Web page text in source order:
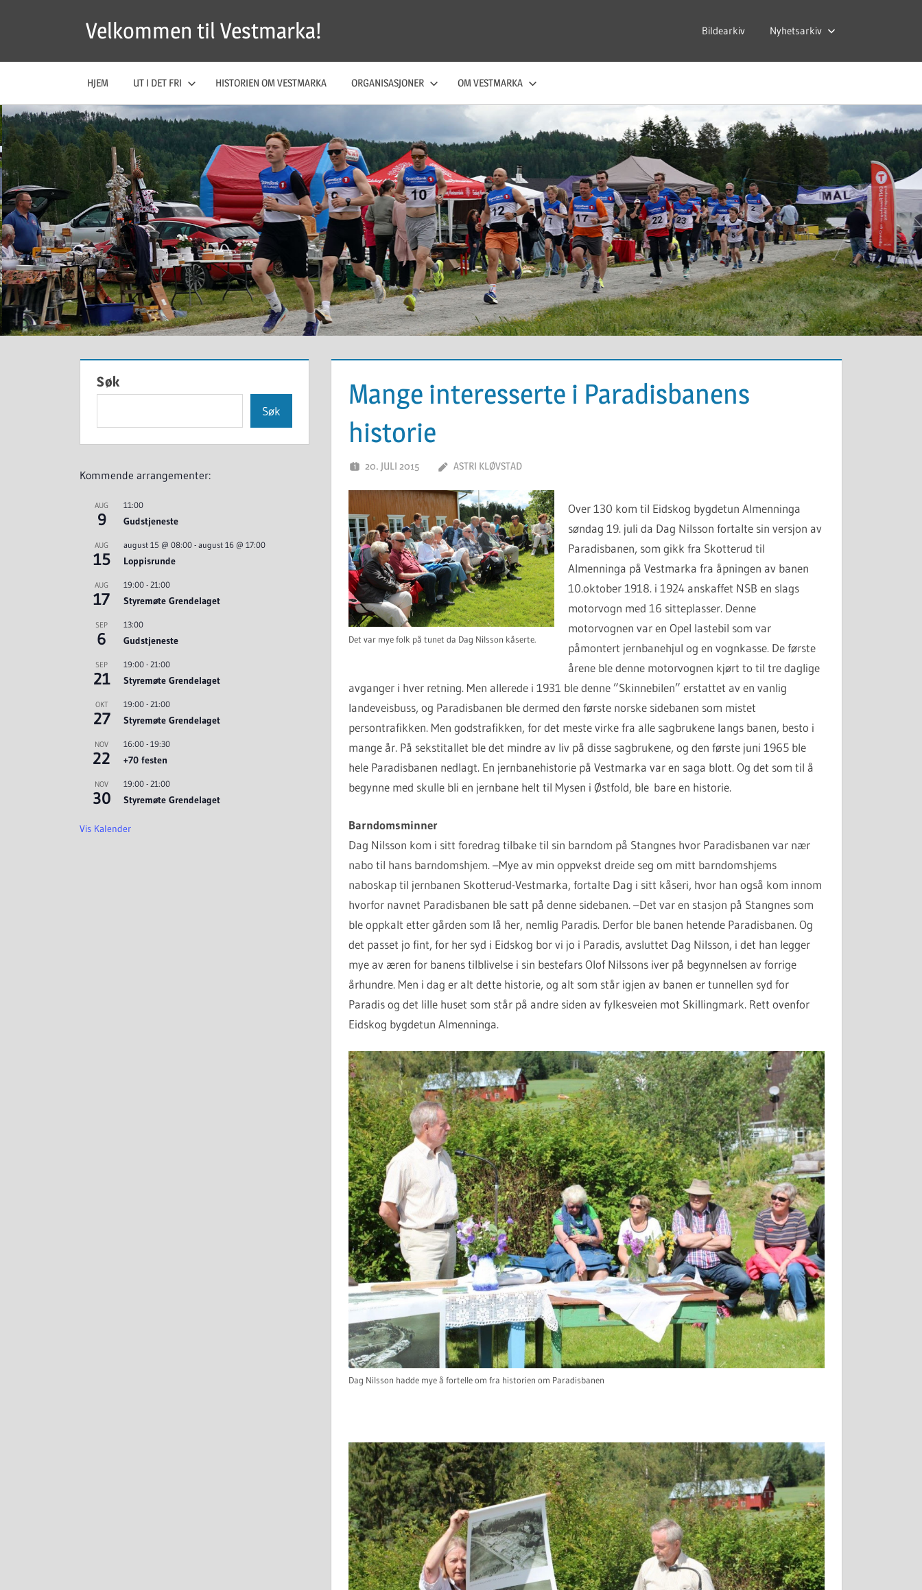
Velkommen til Vestmarka! Bildearkiv Nyhetsarkiv
HJEM UT I DET FRI HISTORIEN OM VESTMARKA ORGANISASJONER OM VESTMARKA
Mange interesserte i Paradisbanens
historie
20. JULI 2015 ASTRI KLØVSTAD
Det var mye folk på tunet da Dag Nilsson kåserte.
Over 130 kom til Eidskog bygdetun Almenninga
søndag 19. juli da Dag Nilsson fortalte sin versjon av
Paradisbanen, som gikk fra Skotterud til
Almenninga på Vestmarka fra åpningen av banen
10.oktober 1918. i 1924 anskaffet NSB en slags
motorvogn med 16 sitteplasser. Denne
motorvognen var en Opel lastebil som var
påmontert jernbanehjul og en vognkasse. De første
årene ble denne motorvognen kjørt to til tre daglige
avganger i hver retning. Men allerede i 1931 ble denne ”Skinnebilen” erstattet av en vanlig
landeveisbuss, og Paradisbanen ble dermed den første norske sidebanen som mistet
persontrafikken. Men godstrafikken, for det meste virke fra alle sagbrukene langs banen, besto i
mange år. På sekstitallet ble det mindre av liv på disse sagbrukene, og den første juni 1965 ble
hele Paradisbanen nedlagt. En jernbanehistorie på Vestmarka var en saga blott. Og det som til å
begynne med skulle bli en jernbane helt til Mysen i Østfold, ble bare en historie.
Barndomsminner
Dag Nilsson kom i sitt foredrag tilbake til sin barndom på Stangnes hvor Paradisbanen var nær
nabo til hans barndomshjem. –Mye av min oppvekst dreide seg om mitt barndomshjems
naboskap til jernbanen Skotterud-Vestmarka, fortalte Dag i sitt kåseri, hvor han også kom innom
hvorfor navnet Paradisbanen ble satt på denne sidebanen. –Det var en stasjon på Stangnes som
ble oppkalt etter gården som lå her, nemlig Paradis. Derfor ble banen hetende Paradisbanen. Og
det passet jo fint, for her syd i Eidskog bor vi jo i Paradis, avsluttet Dag Nilsson, i det han legger
mye av æren for banens tilblivelse i sin bestefars Olof Nilssons iver på begynnelsen av forrige
århundre. Men i dag er alt dette historie, og alt som står igjen av banen er tunnellen syd for
Paradis og det lille huset som står på andre siden av fylkesveien mot Skillingmark. Rett ovenfor
Eidskog bygdetun Almenninga.
Dag Nilsson hadde mye å fortelle om fra historien om Paradisbanen
Søk
Søk
Kommende arrangementer:
AUG
9
11:00
Gudstjeneste
AUG
15
august 15 @ 08:00 - august 16 @ 17:00
Loppisrunde
AUG
17
19:00 - 21:00
Styremøte Grendelaget
SEP
6
13:00
Gudstjeneste
SEP
21
19:00 - 21:00
Styremøte Grendelaget
OKT
27
19:00 - 21:00
Styremøte Grendelaget
NOV
22
16:00 - 19:30
+70 festen
NOV
30
19:00 - 21:00
Styremøte Grendelaget
Vis Kalender